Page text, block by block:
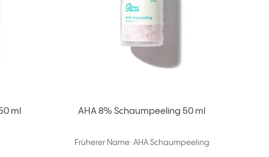
ml AHA 8% Schaumpeeling 50 ml
Früherer Name: AHA Schaumpeeling